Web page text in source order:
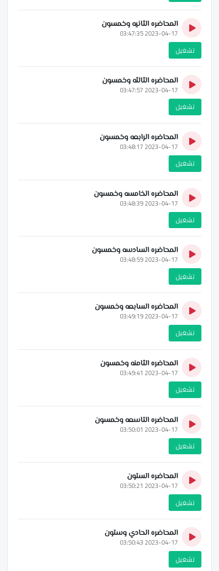
المحاضره الثانيه وخمسون
2023-04-17 03:47:35
تشغيل
المحاضره الثالثه وخمسون
2023-04-17 03:47:57
تشغيل
المحاضره الرابعه وخمسون
2023-04-17 03:48:17
تشغيل
المحاضره الخامسه وخمسون
2023-04-17 03:48:39
تشغيل
المحاضره السادسه وخمسون
2023-04-17 03:48:59
تشغيل
المحاضره السابعه وخمسون
2023-04-17 03:49:19
تشغيل
المحاضره الثامنه وخمسون
2023-04-17 03:49:41
تشغيل
المحاضره التاسعه وخمسون
2023-04-17 03:50:01
تشغيل
المحاضره الستون
2023-04-17 03:50:21
تشغيل
المحاضره الحادي وستون
2023-04-17 03:50:43
تشغيل